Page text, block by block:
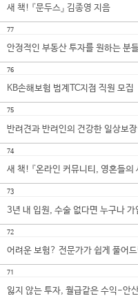
학
학
기
희
새 책! 『문두스』 김종영 지음
77
안정적인 부동산 투자를 원하는 분
76
KB손해보험 범계TC지점 직원 모집
75
반려견과 반려인의 건강한 일상보
74
새 책! 『온라인 커뮤니티, 영혼들의
73
3년 내 입원, 수술 없다면 누구나
72
어려운 보험? 전문가가 쉽게 풀어
71
잃지 않는 투자, 월급같은 수익-안